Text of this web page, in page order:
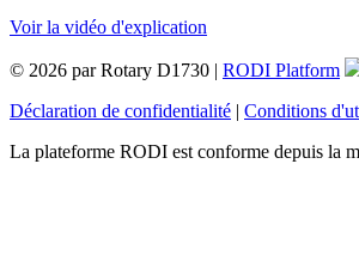
Voir la vidéo d'explication
© 2026 par Rotary D1730 | RODI Platform
Déclaration de confidentialité | Conditions
La plateforme RODI est conforme depuis la